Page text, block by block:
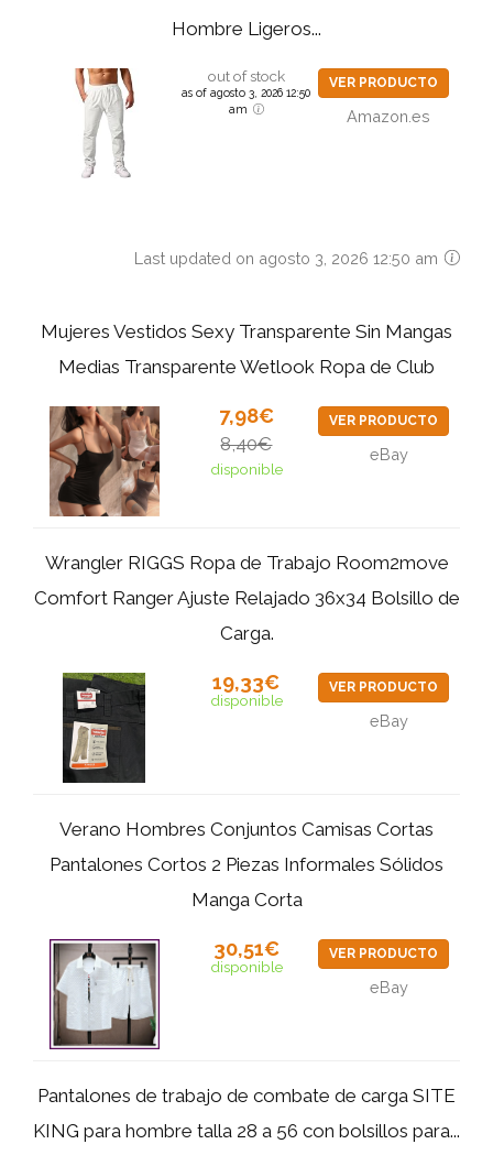
Hombre Ligeros...
out of stock
as of agosto 3, 2026 12:50
am
VER PRODUCTO
Amazon.es
Last updated on agosto 3, 2026 12:50 am
Mujeres Vestidos Sexy Transparente Sin Mangas
Medias Transparente Wetlook Ropa de Club
7,98€
8,40€
disponible
VER PRODUCTO
eBay
Wrangler RIGGS Ropa de Trabajo Room2move
Comfort Ranger Ajuste Relajado 36x34 Bolsillo de
Carga.
19,33€
disponible
VER PRODUCTO
eBay
Verano Hombres Conjuntos Camisas Cortas
Pantalones Cortos 2 Piezas Informales Sólidos
Manga Corta
30,51€
disponible
VER PRODUCTO
eBay
Pantalones de trabajo de combate de carga SITE
KING para hombre talla 28 a 56 con bolsillos para...